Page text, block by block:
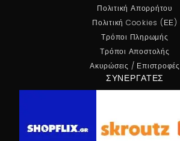
Πολιτική Απορρήτου
Πολιτική Cookies (ΕΕ)
Τρόποι Πληρωμής
Τρόποι Αποστολής
Ακυρώσεις / Επιστροφές
ΣΥΝΕΡΓΆΤΕΣ